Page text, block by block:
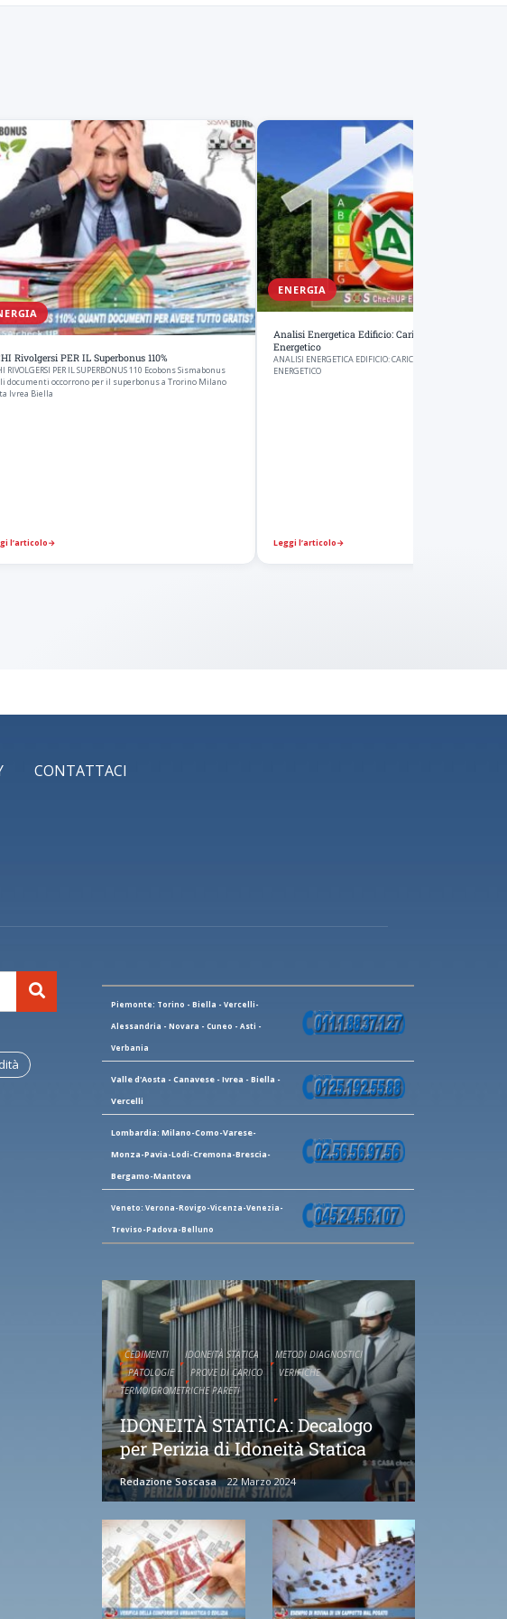
Rivolgersi PER IL Superbonus 110%
RIVOLGERSI PER IL SUPERBONUS 110 Ecobons Sismabonus
documenti occorrono per il superbonus a Trorino Milano
Ivrea Biella
l’articolo→
ENERGIA
Analisi Energetica Edificio: Carichi Termici E
Energetico
ANALISI ENERGETICA EDIFICIO: CARICHI TERMICI E RISPARMIO
ENERGETICO
Leggi l’articolo→
CONTATTACI
Piemonte: Torino - Biella - Vercelli-
Alessandria - Novara - Cuneo - Asti -
Verbania
Valle d'Aosta - Canavese - Ivrea - Biella -
Vercelli
Lombardia: Milano-Como-Varese-
Monza-Pavia-Lodi-Cremona-Brescia-
Bergamo-Mantova
Veneto: Verona-Rovigo-Vicenza-Venezia-
Treviso-Padova-Belluno
CEDIMENTI IDONEITÀ STATICA
METODI DIAGNOSTICI
PATOLOGIE
PROVE DI CARICO
VERIFICHE
TERMOIGROMETRICHE PARETI
IDONEITÀ STATICA: Decalogo
per Perizia di Idoneità Statica
Redazione Soscasa 22 Marzo 2024